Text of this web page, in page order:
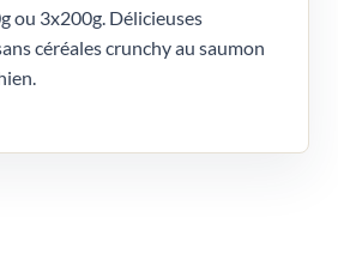
ou 3x200g. Délicieuses
céréales crunchy au saumon